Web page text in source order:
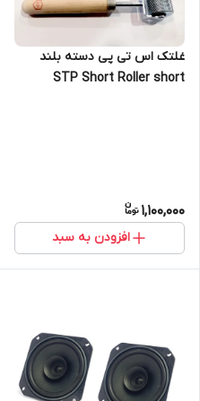
غلتک اس تی پی دسته بلند
STP Short Roller short
1,100,000
افزودن به سبد